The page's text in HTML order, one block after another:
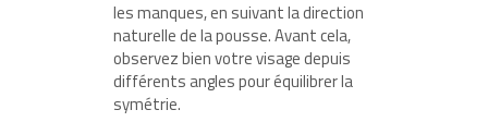
les manques, en suivant la direction
naturelle de la pousse. Avant cela,
observez bien votre visage depuis
différents angles pour équilibrer la
symétrie.